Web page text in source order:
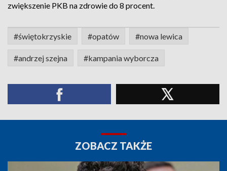
zwiększenie PKB na zdrowie do 8 procent.
#świętokrzyskie #opatów #nowa lewica
#andrzej szejna #kampania wyborcza
ZOBACZ TAKŻE